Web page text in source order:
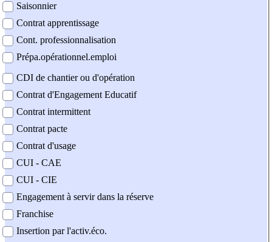
Saisonnier
Contrat apprentissage
Cont. professionnalisation
Prépa.opérationnel.emploi
CDI de chantier ou d'opération
Contrat d'Engagement Educatif
Contrat intermittent
Contrat pacte
Contrat d'usage
CUI - CAE
CUI - CIE
Engagement à servir dans la réserve
Franchise
Insertion par l'activ.éco.